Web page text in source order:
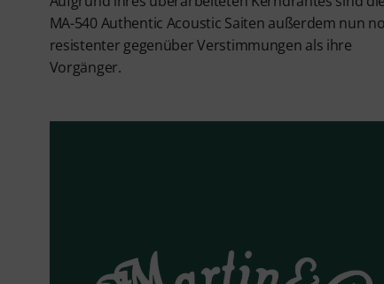
MA-540 Authentic Acoustic Saiten außerdem nun
resistenter gegenüber Verstimmungen als ihre
Vorgänger.